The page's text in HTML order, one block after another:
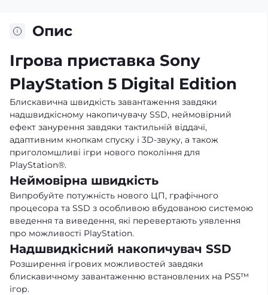
Опис
Ігрова приставка Sony
PlayStation 5 Digital Edition
Блискавична швидкість завантаження завдяки
надшвидкісному накопичувачу SSD, неймовірний
ефект занурення завдяки тактильній віддачі,
адаптивним кнопкам спуску і 3D-звуку, а також
приголомшливі ігри нового покоління для
PlayStation®.
Неймовірна швидкість
Випробуйте потужність нового ЦП, графічного
процесора та SSD з особливою вбудованою системою
введення та виведення, які перевертають уявлення
про можливості PlayStation.
Надшвидкісний накопичувач SSD
Розширення ігрових можливостей завдяки
блискавичному завантаженню встановлених на PS5™
ігор.